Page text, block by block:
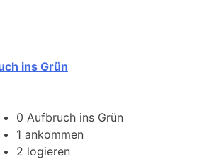
ins Grün
0 Aufbruch ins Grün
1 ankommen
2 logieren